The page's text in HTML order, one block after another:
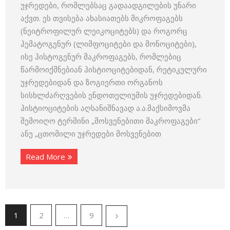
უჯრედები, რომლებსაც გადაადგილების უნარი
აქვთ. ეს თვისება ახასიათებს მიკროფაგებს
(ნეიტროფილურ ლეიკოციტებს) და როგორც
ჰემატოგენურ (ლიმფოციტები და მონოციტები),
ისე ჰისტოგენურ მაკროფაგებს, რომლებიც
წარმოიქმნებიან ჰისტიოციტებიდან, რეტიკულური
უჯრედებიდან და ზოგიერთი ორგანოს
სისხლძარღვების ენდოთელიუმის უჯრედებიდან.
ჰისტიოციტების აღსანიშნავად ა.ა.მაქსიმოვმა
შემოიღო ტერმინი „მოსვენებითი მაკროფაგები“
ანუ „ცთომილი უჯრედები მოსვენებით
Read More
1 2 … 9